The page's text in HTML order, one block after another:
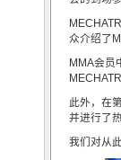
众介绍了
MMA会员
此外，在
并进行了
我们对从